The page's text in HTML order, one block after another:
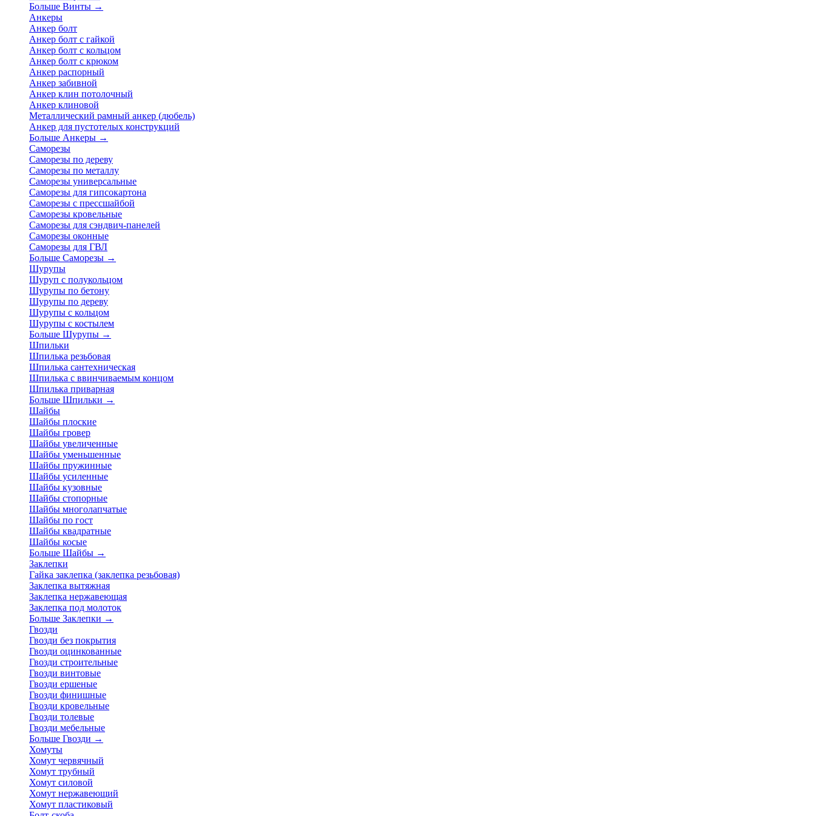
Больше Винты →
Анкеры
Анкер болт
Анкер болт с гайкой
Анкер болт с кольцом
Анкер болт с крюком
Анкер распорный
Анкер забивной
Анкер клин потолочный
Анкер клиновой
Металлический рамный анкер (дюбель)
Анкер для пустотелых конструкций
Больше Анкеры →
Саморезы
Саморезы по дереву
Саморезы по металлу
Саморезы универсальные
Саморезы для гипсокартона
Саморезы с прессшайбой
Саморезы кровельные
Саморезы для сэндвич-панелей
Саморезы оконные
Саморезы для ГВЛ
Больше Саморезы →
Шурупы
Шуруп с полукольцом
Шурупы по бетону
Шурупы по дереву
Шурупы с кольцом
Шурупы с костылем
Больше Шурупы →
Шпильки
Шпилька резьбовая
Шпилька сантехническая
Шпилька с ввинчиваемым концом
Шпилька приварная
Больше Шпильки →
Шайбы
Шайбы плоские
Шайбы гровер
Шайбы увеличенные
Шайбы уменьшенные
Шайбы пружинные
Шайбы усиленные
Шайбы кузовные
Шайбы стопорные
Шайбы многолапчатые
Шайбы по гост
Шайбы квадратные
Шайбы косые
Больше Шайбы →
Заклепки
Гайка заклепка (заклепка резьбовая)
Заклепка вытяжная
Заклепка нержавеющая
Заклепка под молоток
Больше Заклепки →
Гвозди
Гвозди без покрытия
Гвозди оцинкованные
Гвозди строительные
Гвозди винтовые
Гвозди ершеные
Гвозди финишные
Гвозди кровельные
Гвозди толевые
Гвозди мебельные
Больше Гвозди →
Хомуты
Хомут червячный
Хомут трубный
Хомут силовой
Хомут нержавеющий
Хомут пластиковый